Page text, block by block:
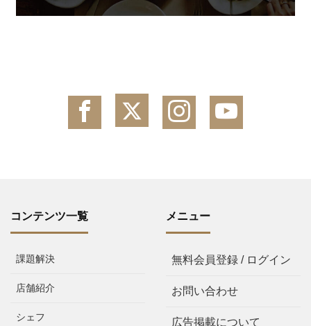
コンテンツ一覧
課題解決
店舗紹介
シェフ
メニュー
無料会員登録 / ログイン
お問い合わせ
広告掲載について